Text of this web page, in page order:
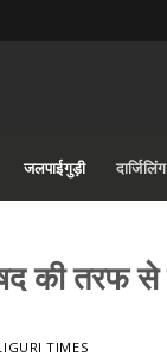
जलपाईगुड़ी दार्जिलिंग
की तरफ
TIMES